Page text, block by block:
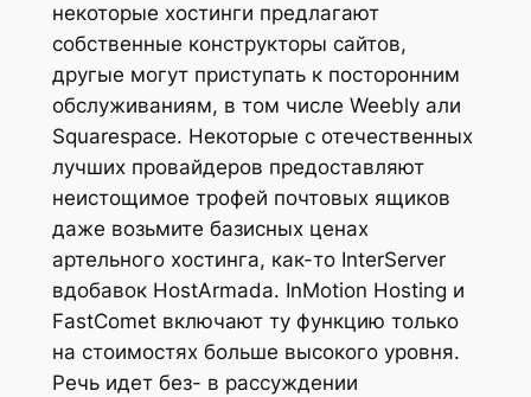
некоторые хостинги предлагают
собственные конструкторы сайтов,
другые могут приступать к посторонним
обслуживаниям, в том числе Weebly али
Squarespace. Некоторые с отечественных
лучших провайдеров предоставляют
неистощимое трофей почтовых ящиков
даже возьмите базисных ценах
артельного хостинга, как-то InterServer
вдобавок HostArmada. InMotion Hosting и
FastComet включают ту функцию только
на стоимостях больше высокого уровня.
Речь идет без- в рассуждении